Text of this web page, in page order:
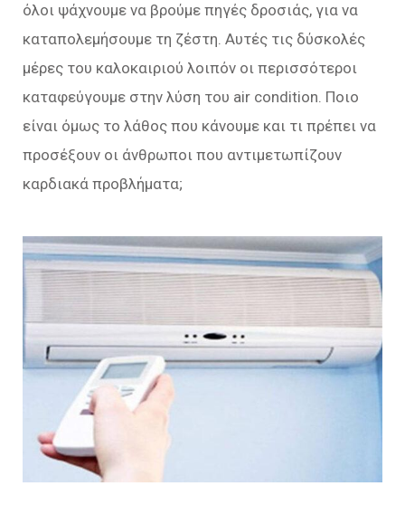
όλοι ψάχνουμε να βρούμε πηγές δροσιάς, για να
καταπολεμήσουμε τη ζέστη. Αυτές τις δύσκολές
μέρες του καλοκαιριού λοιπόν οι περισσότεροι
καταφεύγουμε στην λύση του air condition. Ποιο
είναι όμως το λάθος που κάνουμε και τι πρέπει να
προσέξουν οι άνθρωποι που αντιμετωπίζουν
καρδιακά προβλήματα;